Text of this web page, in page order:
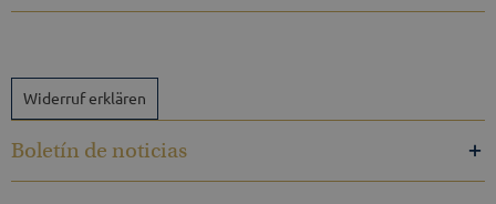
Widerruf erklären
Boletín de noticias